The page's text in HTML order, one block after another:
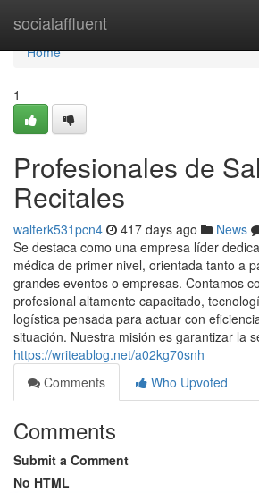
socialaffluent
Home
Home
1
Profesionales de
Recitales
walterk531pcn4 417 days ago News
Se destaca como una empresa líder
médica de primer nivel, orientada tanto a
grandes eventos o empresas. Contamos
profesional altamente capacitado,
logística pensada para actuar con
situación. Nuestra misión es garantizar la
https://writeablog.net/a02kg70snh
Comments
Who Upvoted
Comments
Submit a Comment
No HTML